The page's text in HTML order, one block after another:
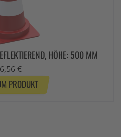
HÖHE: 500 MM
€
PRODUKT